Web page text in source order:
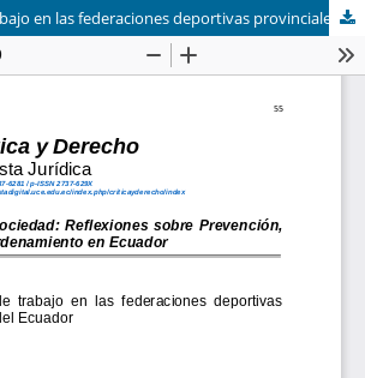
El contrato de trabajo en las federaciones deportivas provinciales del Ecuador